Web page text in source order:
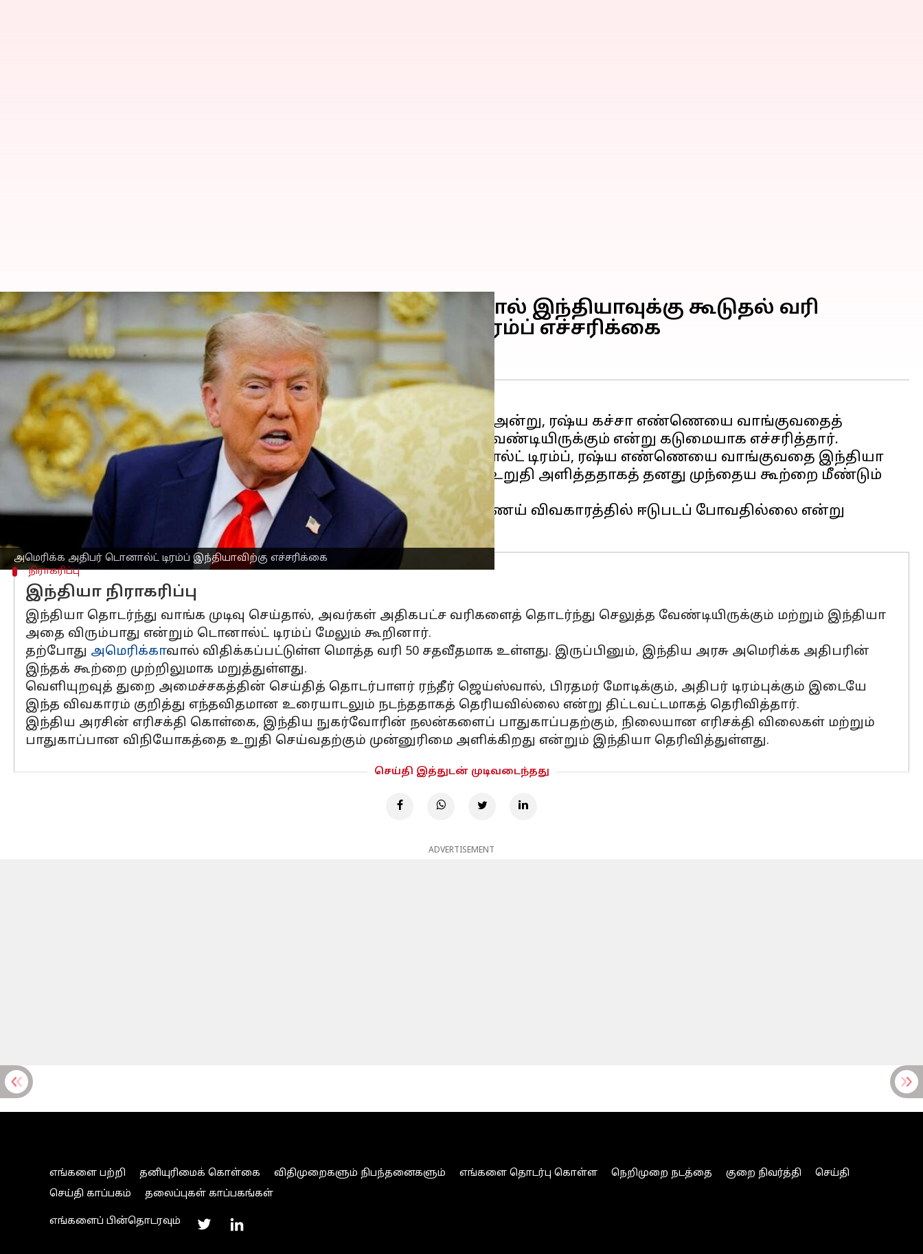
அமெரிக்க அதிபர் டொனால்ட் டிரம்ப் இந்தியாவிற்கு எச்சரிக்கை
ரஷ்யாவிடம் தொடர்ந்து எண்ணெய் வாங்கினால் இந்தியாவுக்கு கூடுதல் வரி
விதிப்பாராம்; அமெரிக்க அதிபர் டொனால்ட் டிரம்ப் எச்சரிக்கை
எழுதியவர் Sekar Chinnappan Oct 20, 2025 09:26 am
செய்தி முன்னோட்டம்
அமெரிக்க அதிபர்டொனால்ட் டிரம்ப்திங்கட்கிழமை (அக்டோபர் 20) அன்று, ரஷ்ய கச்சா எண்ணெயை வாங்குவதைத்
தொடர்ந்தால்,இந்தியாதொடர்ந்து அதிகபட்ச வரியைச் செலுத்த வேண்டியிருக்கும் என்று கடுமையாக எச்சரித்தார்.
ஏர் ஃபோர்ஸ் ஒன் விமானத்தில் செய்தியாளர்களிடம் பேசிய டொனால்ட் டிரம்ப், ரஷ்ய எண்ணெயை வாங்குவதை இந்தியா
விரைவில் நிறுத்திவிடும் என்று பிரதமர் நரேந்திர மோடி தன்னிடம் உறுதி அளித்ததாகத் தனது முந்தைய கூற்றை மீண்டும்
வலியுறுத்தினார்.
"இந்தியப் பிரதமர் மோடியுடன் நான் பேசினேன், அவர் ரஷ்ய எண்ணெய் விவகாரத்தில் ஈடுபடப் போவதில்லை என்று
நிராகரிப்பு
இந்தியா நிராகரிப்பு
இந்தியா தொடர்ந்து வாங்க முடிவு செய்தால், அவர்கள் அதிகபட்ச வரிகளைத் தொடர்ந்து செலுத்த வேண்டியிருக்கும் மற்றும் இந்தியா
அதை விரும்பாது என்றும் டொனால்ட் டிரம்ப் மேலும் கூறினார்.
தற்போது அமெரிக்காவால் விதிக்கப்பட்டுள்ள மொத்த வரி 50 சதவீதமாக உள்ளது. இருப்பினும், இந்திய அரசு அமெரிக்க அதிபரின்
இந்தக் கூற்றை முற்றிலுமாக மறுத்துள்ளது.
வெளியுறவுத் துறை அமைச்சகத்தின் செய்தித் தொடர்பாளர் ரந்தீர் ஜெய்ஸ்வால், பிரதமர் மோடிக்கும், அதிபர் டிரம்புக்கும் இடையே
இந்த விவகாரம் குறித்து எந்தவிதமான உரையாடலும் நடந்ததாகத் தெரியவில்லை என்று திட்டவட்டமாகத் தெரிவித்தார்.
இந்திய அரசின் எரிசக்தி கொள்கை, இந்திய நுகர்வோரின் நலன்களைப் பாதுகாப்பதற்கும், நிலையான எரிசக்தி விலைகள் மற்றும்
பாதுகாப்பான விநியோகத்தை உறுதி செய்வதற்கும் முன்னுரிமை அளிக்கிறது என்றும் இந்தியா தெரிவித்துள்ளது.
செய்தி இத்துடன் முடிவடைந்தது
ADVERTISEMENT
எங்களை பற்றி தனியுரிமைக் கொள்கை விதிமுறைகளும் நிபந்தனைகளும் எங்களை தொடர்பு கொள்ள நெறிமுறை நடத்தை குறை நிவர்த்தி
செய்தி
செய்தி காப்பகம்
தலைப்புகள் காப்பகங்கள்
எங்களைப் பின்தொடரவும்